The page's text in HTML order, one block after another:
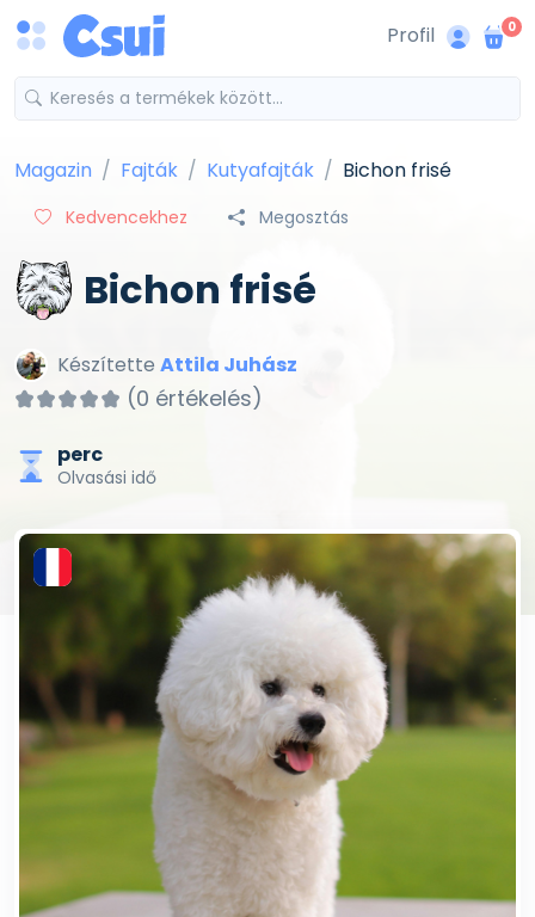
Profil 0
Magazin Fajták Kutyafajták Bichon frisé
Kedvencekhez Megosztás
Bichon frisé
Készítette Attila Juhász
(0 értékelés)
perc
Olvasási idő